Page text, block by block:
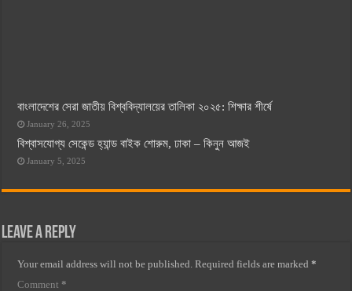
বাংলাদেশের সেরা জাতীয় বিশ্ববিদ্যালয়ের তালিকা ২০২৫: শিক্ষার শীর্ষে
January 26, 2025
বিশ্বাসযোগ্য সেকেন্ড হ্যান্ড বাইক শোরুম, ঢাকা – কিনুন আজই
January 5, 2025
Leave a Reply
Your email address will not be published. Required fields are marked*
Comment *